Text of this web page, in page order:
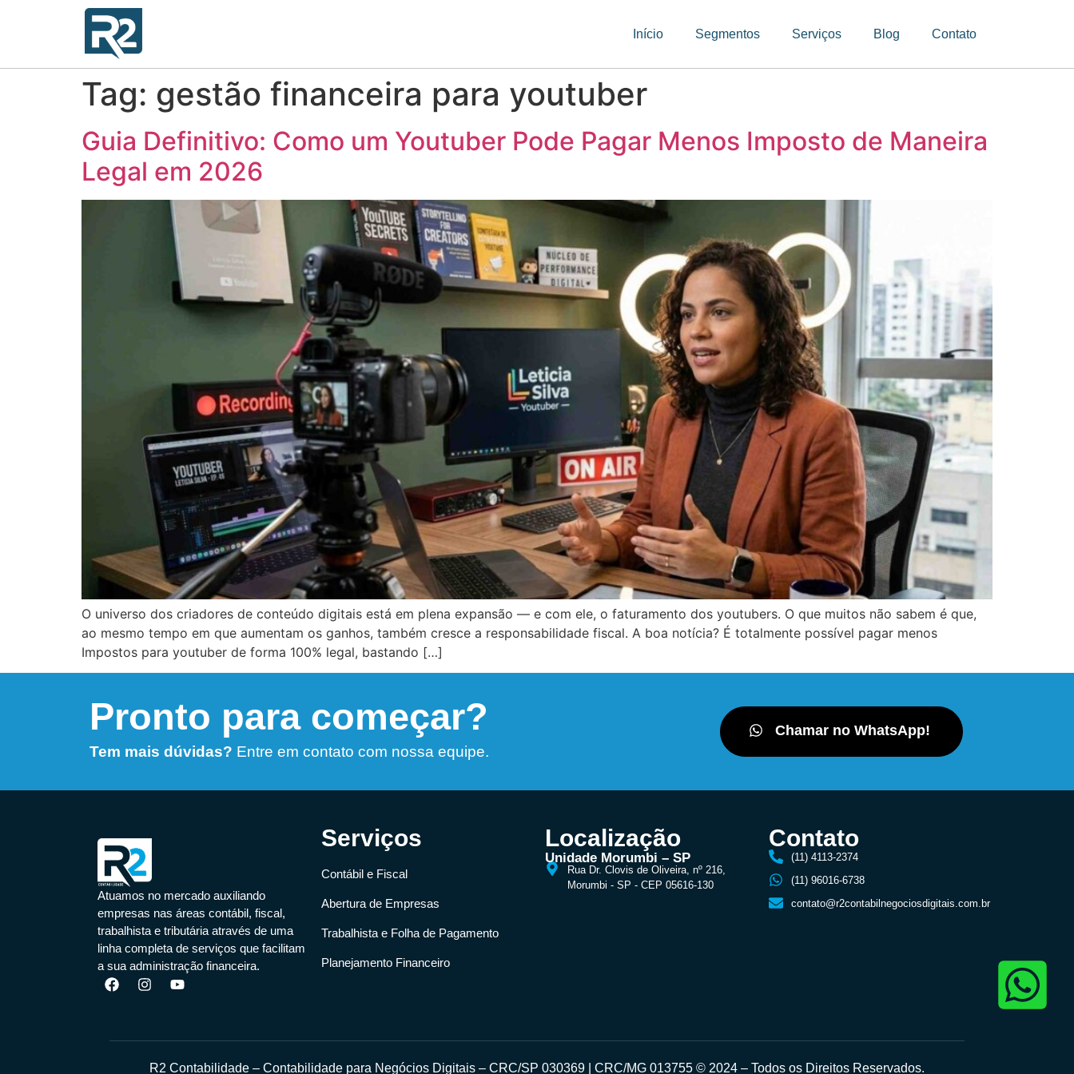
Início Segmentos Serviços Blog Contato
Tag: gestão financeira para youtuber
Guia Definitivo: Como um Youtuber Pode Pagar Menos Imposto de Maneira
Legal em 2026
O universo dos criadores de conteúdo digitais está em plena expansão — e com ele, o faturamento dos youtubers. O que muitos não sabem é que,
ao mesmo tempo em que aumentam os ganhos, também cresce a responsabilidade fiscal. A boa notícia? É totalmente possível pagar menos
Impostos para youtuber de forma 100% legal, bastando […]
Pronto para começar?
Tem mais dúvidas? Entre em contato com nossa equipe.
Chamar no WhatsApp!
Atuamos no mercado auxiliando
empresas nas áreas contábil, fiscal,
trabalhista e tributária através de uma
linha completa de serviços que facilitam
a sua administração financeira.
Serviços
Contábil e Fiscal
Abertura de Empresas
Trabalhista e Folha de Pagamento
Planejamento Financeiro
Localização
Unidade Morumbi – SP
Rua Dr. Clovis de Oliveira, nº 216,
Morumbi - SP - CEP 05616-130
Contato
(11) 4113-2374
(11) 96016-6738
contato@r2contabilnegociosdigitais.com.br
R2 Contabilidade – Contabilidade para Negócios Digitais – CRC/SP 030369 | CRC/MG 013755 © 2024 – Todos os Direitos Reservados.